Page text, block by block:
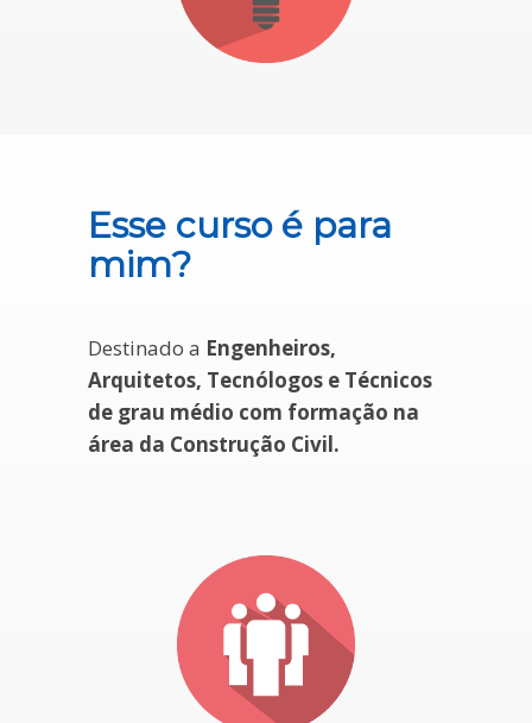
Esse curso é para
mim?
Destinado a Engenheiros,
Arquitetos, Tecnólogos e Técnicos
de grau médio com formação na
área da Construção Civil.